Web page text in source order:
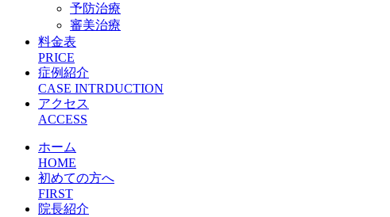
予防治療
審美治療
料金表
PRICE
症例紹介
CASE INTRDUCTION
アクセス
ACCESS
ホーム
HOME
初めての方へ
FIRST
院長紹介